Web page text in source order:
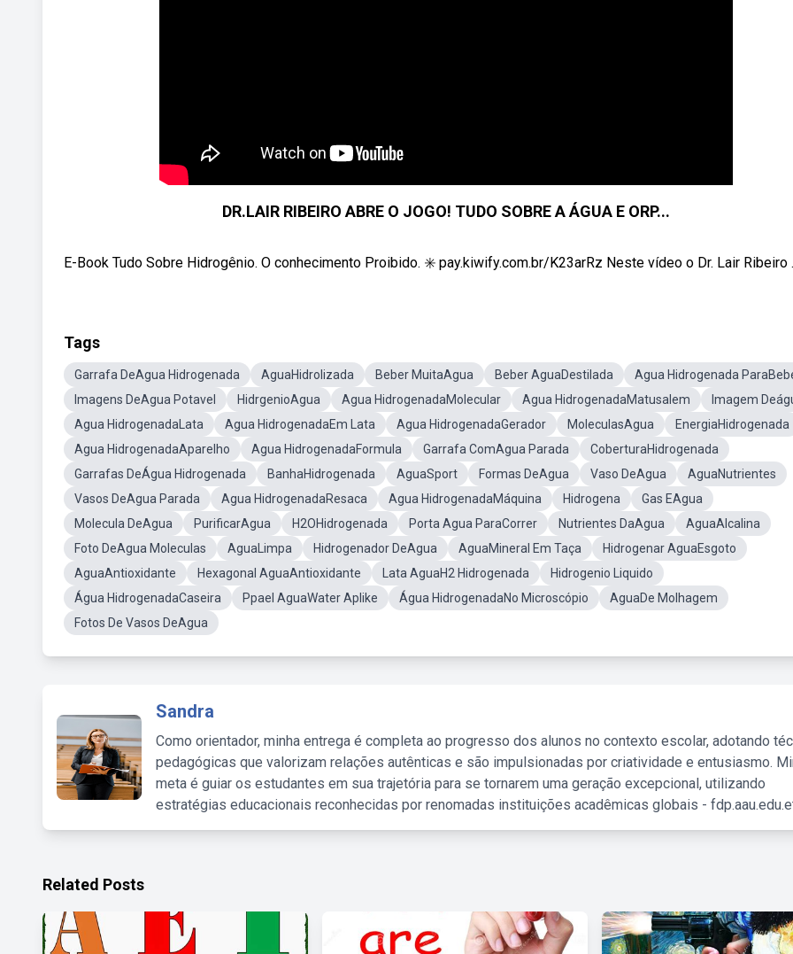
DR.LAIR RIBEIRO ABRE O JOGO! TUDO SOBRE A ÁGUA E ORP...
E-Book Tudo Sobre Hidrogênio. O conhecimento Proibido. ✳️ pay.kiwify.com.br/K23arRz Neste vídeo o Dr. Lair Ribeiro
Tags
Garrafa DeAgua Hidrogenada AguaHidrolizada Beber MuitaAgua Beber AguaDestilada
Agua Hidrogenada
Imagens DeAgua Potavel
HidrgenioAgua Agua HidrogenadaMolecular Agua HidrogenadaMatusalem
Imagem
Agua HidrogenadaLata
Agua HidrogenadaEm Lata Agua HidrogenadaGerador MoleculasAgua
EnergiaHidrogenada
Agua HidrogenadaAparelho
Agua HidrogenadaFormula Garrafa ComAgua Parada
CoberturaHidrogenada
Garrafas DeÁgua Hidrogenada
BanhaHidrogenada AguaSport Formas DeAgua Vaso DeAgua
AguaNutrientes
Vasos DeAgua Parada
Agua HidrogenadaResaca Agua HidrogenadaMáquina Hidrogena
Gas EAgua
Molecula DeAgua
PurificarAgua H2OHidrogenada Porta Agua ParaCorrer Nutrientes DaAgua
AguaAlcalina
Foto DeAgua Moleculas
AguaLimpa Hidrogenador DeAgua AguaMineral Em Taça
Hidrogenar AguaEsgoto
AguaAntioxidante
Hexagonal AguaAntioxidante Lata AguaH2 Hidrogenada
Hidrogenio Liquido
Água HidrogenadaCaseira
Ppael AguaWater Aplike Água HidrogenadaNo Microscópio
AguaDe Molhagem
Fotos De Vasos DeAgua
Sandra
Como orientador, minha entrega é completa ao progresso dos alunos no contexto escolar, adotando
pedagógicas que valorizam relações autênticas e são impulsionadas por criatividade e entusiasmo.
meta é guiar os estudantes em sua trajetória para se tornarem uma geração excepcional, utilizando
estratégias educacionais reconhecidas por renomadas instituições acadêmicas globais -
Related Posts